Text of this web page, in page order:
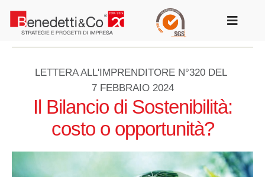
contenuto
Toggle
LETTERA ALL'IMPRENDITORE N°320 DEL
7 FEBBRAIO 2024
Il Bilancio di Sostenibilità:
costo o opportunità?